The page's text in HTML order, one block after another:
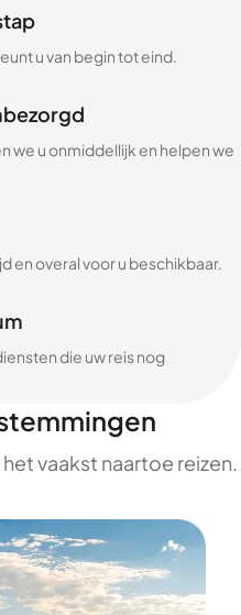
u van begin tot eind.
we u onmiddellijk en helpen we
en overal voor u beschikbaar.
die uw reis nog
vaakst naartoe reizen.